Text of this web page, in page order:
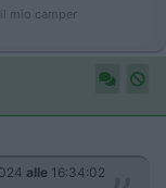
mio camper
alle 16:34:02